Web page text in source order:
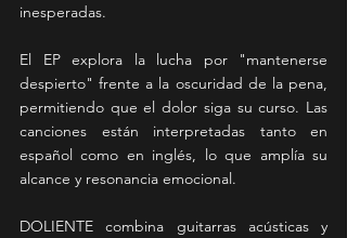
inesperadas.
El EP explora la lucha por "mantenerse
despierto" frente a la oscuridad de la pena,
permitiendo que el dolor siga su curso. Las
canciones están interpretadas tanto en
español como en inglés, lo que amplía su
alcance y resonancia emocional.
DOLIENTE combina guitarras acústicas y